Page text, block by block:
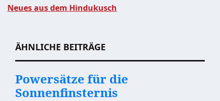
Neues aus dem Hindukusch
ÄHNLICHE BEITRÄGE
Powersätze für die
Sonnenfinsternis